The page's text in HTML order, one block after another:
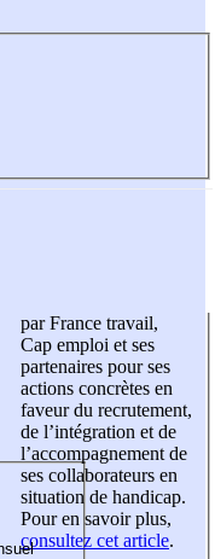
par France travail,
Cap emploi et ses
partenaires pour ses
actions concrètes en
faveur du recrutement,
de l’intégration et de
l’accompagnement de
ses collaborateurs en
situation de handicap.
Pour en savoir plus,
consultez cet article.